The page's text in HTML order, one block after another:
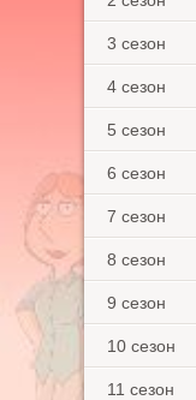
3 сезон
4 сезон
5 сезон
6 сезон
7 сезон
8 сезон
9 сезон
10 сезон
11 сезон